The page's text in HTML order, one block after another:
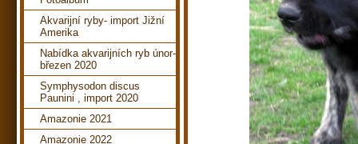
Akvarijní ryby- import Jižní
Amerika
Nabídka akvarijních ryb únor-
březen 2020
Symphysodon discus
Paunini , import 2020
Amazonie 2021
Amazonie 2022